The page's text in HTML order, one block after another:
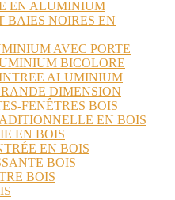
EN ALUMINIUM
BAIES NOIRES EN
AVEC PORTE
BICOLORE
ALUMINIUM
DIMENSION
FENÊTRES BOIS
EN BOIS
EN BOIS
EN BOIS
BOIS
BOIS